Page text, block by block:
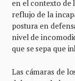
en el contexto de
reflujo de la
postura en
nivel de
que se sepa que
Las cámaras de